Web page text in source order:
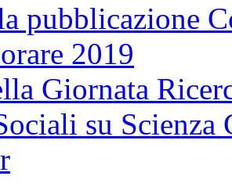
pubblicazione
2019
Giornata
su Scienza